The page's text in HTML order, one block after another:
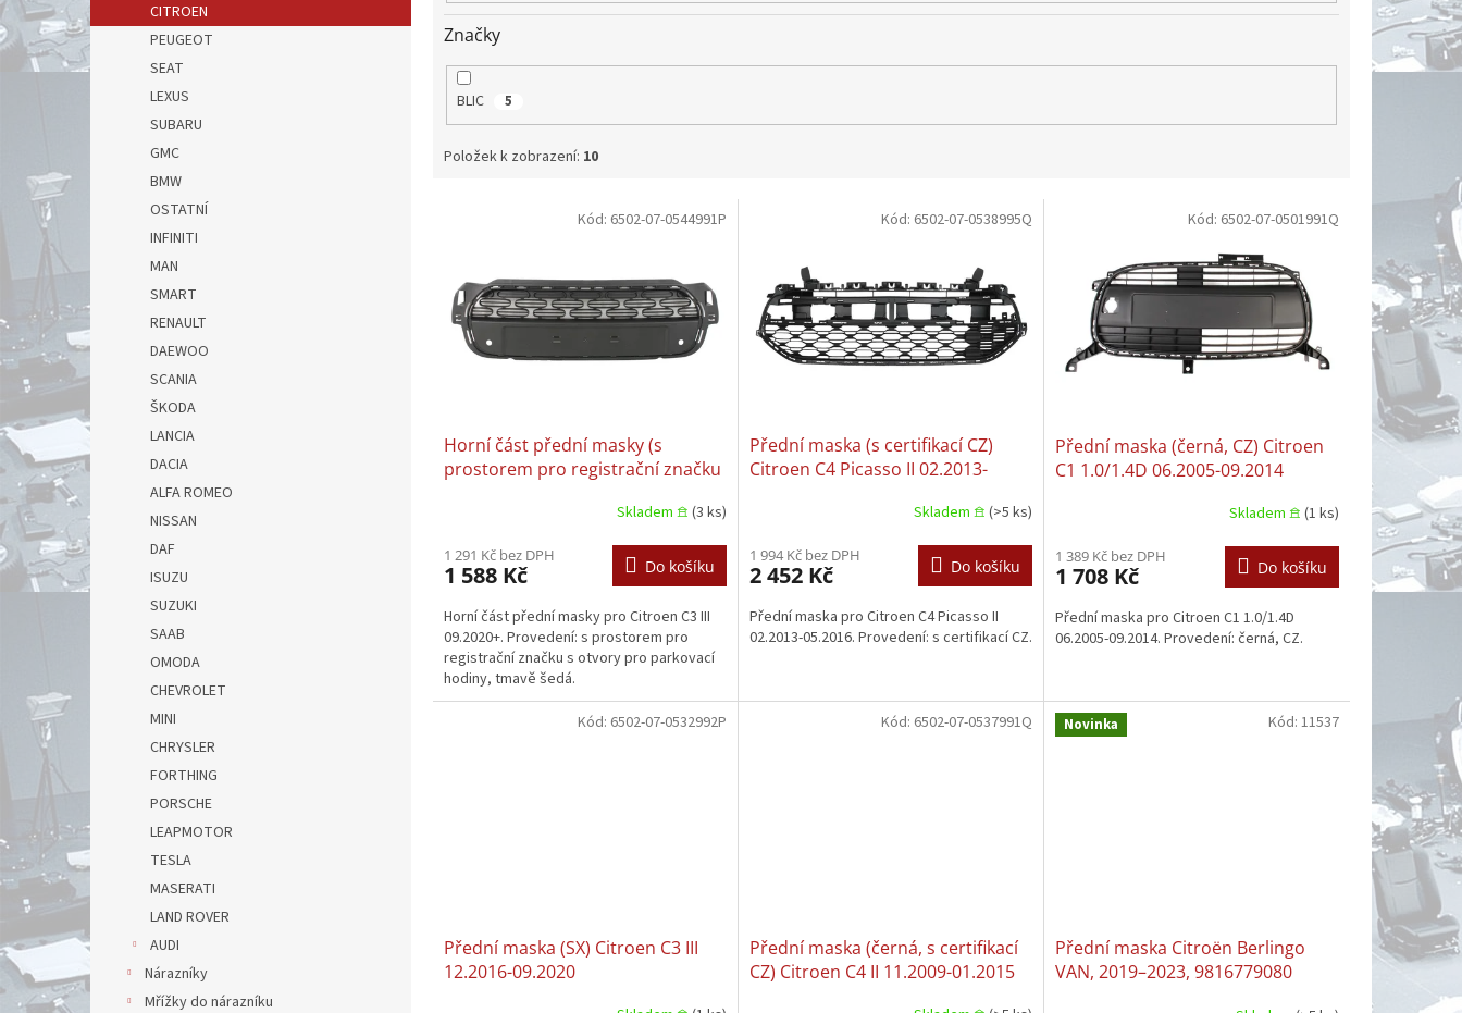
CITROEN
PEUGEOT
SEAT
LEXUS
SUBARU
GMC
BMW
OSTATNÍ
INFINITI
MAN
SMART
RENAULT
DAEWOO
SCANIA
ŠKODA
LANCIA
DACIA
ALFA ROMEO
NISSAN
DAF
ISUZU
SUZUKI
SAAB
OMODA
CHEVROLET
MINI
CHRYSLER
FORTHING
PORSCHE
LEAPMOTOR
TESLA
MASERATI
LAND ROVER
AUDI
Nárazníky
Mřížky do nárazníku
Značky
BLIC 5
Položek k zobrazení: 10
Horní část přední masky (s
prostorem pro registrační značku
tmavě šedá) Citroen C3 IIISkladem 𖠿 (3 ks)
1 291 Kč bez DPH
1 588 Kč Do košíku
Horní část přední masky pro Citroen C3 III
09.2020+. Provedení: s prostorem pro
registrační značku s otvory pro parkovací
hodiny, tmavě šedá.
Kód: 6502-07-0544991P
Přední maska (s certifikací CZ)
Citroen C4 Picasso II 02.2013-
Skladem 𖠿 (>5 ks)
1 994 Kč bez DPH
2 452 Kč Do košíku
Přední maska pro Citroen C4 Picasso II
02.2013-05.2016. Provedení: s certifikací CZ.
Kód: 6502-07-0538995Q
Přední maska (černá, CZ) Citroen
C1 1.0/1.4D 06.2005-09.2014
Skladem 𖠿 (1 ks)
1 389 Kč bez DPH
1 708 Kč Do košíku
Přední maska pro Citroen C1 1.0/1.4D
06.2005-09.2014. Provedení: černá, CZ.
Kód: 6502-07-0501991Q
Přední maska (SX) Citroen C3 III
12.2016-09.2020
Kód: 6502-07-0532992P
Přední maska (černá, s certifikací
CZ) Citroen C4 II 11.2009-01.2015
Kód: 6502-07-0537991Q Novinka
Přední maska Citroën Berlingo
VAN, 2019–2023, 9816779080
Kód: 11537